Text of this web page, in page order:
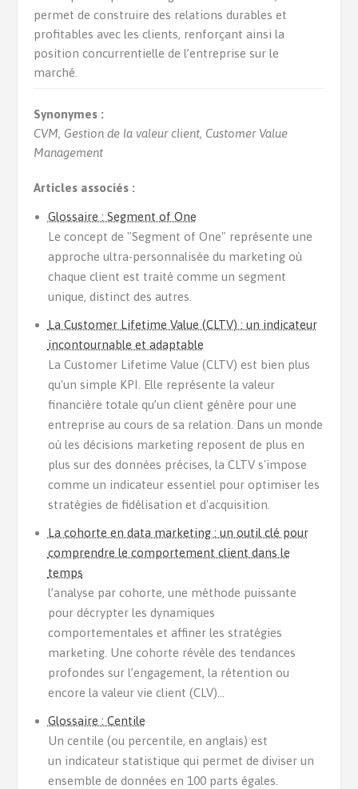
permet de construire des relations durables et
profitables avec les clients, renforçant ainsi la
position concurrentielle de l’entreprise sur le
marché.
Synonymes :
CVM, Gestion de la valeur client, Customer Value
Management
Articles associés :
Glossaire : Segment of One
Le concept de "Segment of One" représente une
approche ultra-personnalisée du marketing où
chaque client est traité comme un segment
unique, distinct des autres.
La Customer Lifetime Value (CLTV) : un indicateur
incontournable et adaptable
La Customer Lifetime Value (CLTV) est bien plus
qu'un simple KPI. Elle représente la valeur
financière totale qu’un client génère pour une
entreprise au cours de sa relation. Dans un monde
où les décisions marketing reposent de plus en
plus sur des données précises, la CLTV s'impose
comme un indicateur essentiel pour optimiser les
stratégies de fidélisation et d'acquisition.
La cohorte en data marketing : un outil clé pour
comprendre le comportement client dans le
temps
l’analyse par cohorte, une méthode puissante
pour décrypter les dynamiques
comportementales et affiner les stratégies
marketing. Une cohorte révèle des tendances
profondes sur l’engagement, la rétention ou
encore la valeur vie client (CLV)...
Glossaire : Centile
Un centile (ou percentile, en anglais) est
un indicateur statistique qui permet de diviser un
ensemble de données en 100 parts égales.